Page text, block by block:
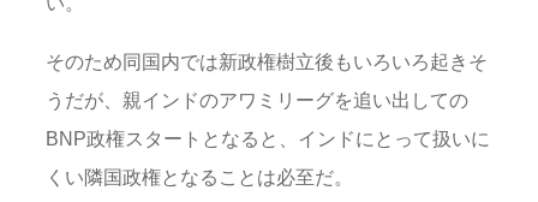
そのため同国内では新政権樹立後もいろいろ起きそ
うだが、親インドのアワミリーグを追い出しての
BNP政権スタートとなると、インドにとって扱いに
くい隣国政権となることは必至だ。